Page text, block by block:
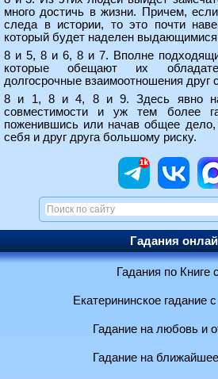
много достичь в жизни. Причем,
следа в истории, то это почти
который будет наделен выдающимися
8 и 5, 8 и 6, 8 и 7. Вполне
которые обещают их
долгосрочные взаимоотношения друг
8 и 1, 8 и 4, 8 и 9. Здесь явно
совместимости и уж тем более
поженившись или начав общее дело,
себя и друг друга большому риску.
Гадания
Гадания по Книге
Екатерининское гадание
Гадание на любовь и
Гадание на